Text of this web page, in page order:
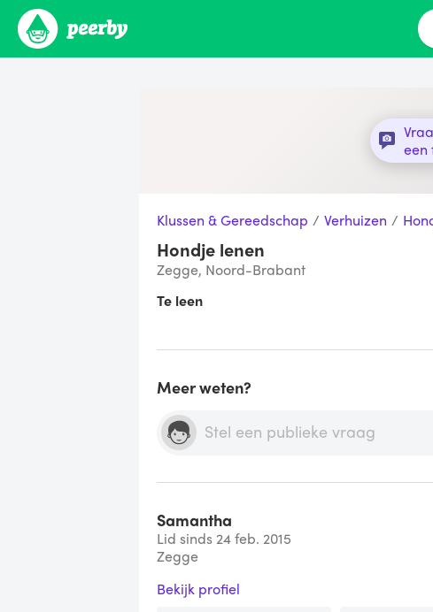
een
Klussen & Gereedschap / Verhuizen /
Hondje lenen
Zegge, Noord-Brabant
Te leen
Meer weten?
Samantha
Lid sinds 24 feb. 2015
Zegge
Bekijk profiel